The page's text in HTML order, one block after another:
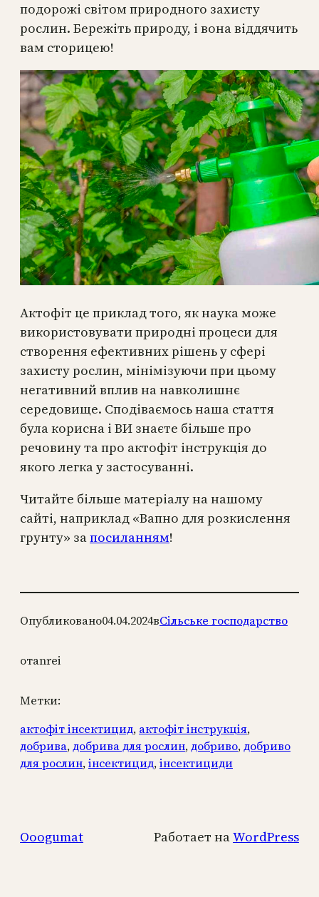
подорожі світом природного захисту
рослин. Бережіть природу, і вона віддячить
вам сторицею!
Актофіт це приклад того, як наука може
використовувати природні процеси для
створення ефективних рішень у сфері
захисту рослин, мінімізуючи при цьому
негативний вплив на навколишнє
середовище. Сподіваємось наша стаття
була корисна і ВИ знаєте більше про
речовину та про актофіт інструкція до
якого легка у застосуванні.
Читайте більше матеріалу на нашому
сайті, наприклад «Вапно для розкислення
грунту» запосиланням!
Опубликовано04.04.2024вСільське господарство
отanrei
Метки:
актофіт інсектицид, актофіт інструкція
добрива, добрива для рослин, добриво, добриво
для рослин, інсектицид, інсектициди
Ooogumat Работает наWordPress